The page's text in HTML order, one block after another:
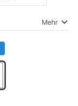
Mehr